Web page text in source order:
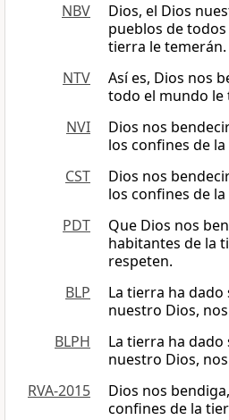
NBV
Dios, el Dios
pueblos de
tierra le temerán.
NTV
Así es, Dios nos
todo el mundo le
NVI
Dios nos
los confines de
CST
Dios nos
los confines de
PDT
Que Dios nos
habitantes de la
respeten.
BLP
La tierra ha dado
nuestro Dios,
BLPH
La tierra ha dado
nuestro Dios,
RVA-2015
Dios nos
confines de la